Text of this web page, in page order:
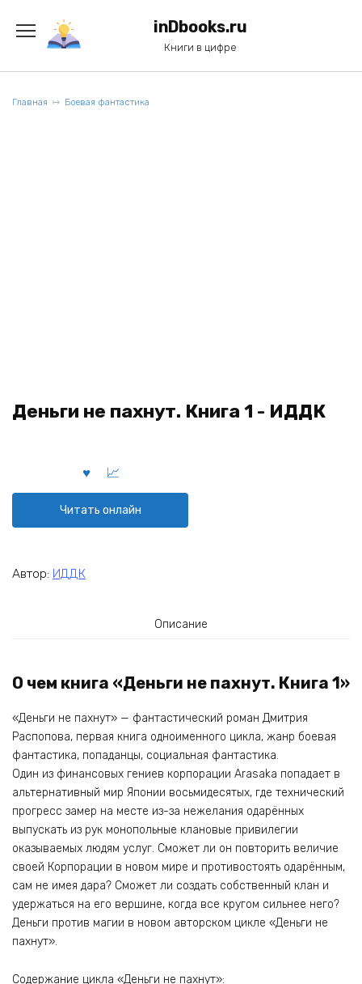
содержанию
inDbooks.ru
Книги в цифре
Главная Боевая фантастика
Деньги не пахнут. Книга 1 - ИДДК
Читать онлайн
Автор: ИДДК
Описание
О чем книга «Деньги не пахнут. Книга 1»
«Деньги не пахнут» — фантастический роман Дмитрия
Распопова, первая книга одноименного цикла, жанр боевая
фантастика, попаданцы, социальная фантастика.
Один из финансовых гениев корпорации Arasaka попадает в
альтернативный мир Японии восьмидесятых, где технический
прогресс замер на месте из-за нежелания одарённых
выпускать из рук монопольные клановые привилегии
оказываемых людям услуг. Сможет ли он повторить величие
своей Корпорации в новом мире и противостоять одарённым,
сам не имея дара? Сможет ли создать собственный клан и
удержаться на его вершине, когда все кругом сильнее него?
Деньги против магии в новом авторском цикле «Деньги не
пахнут».
Содержание цикла «Деньги не пахнут»: